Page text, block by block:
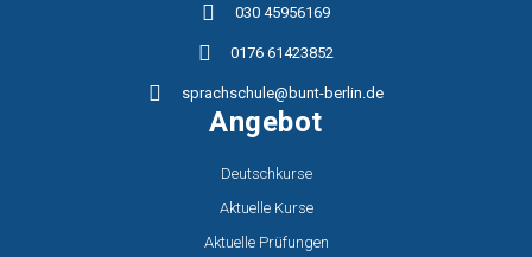
030 45956169
0176 61423852
sprachschule@bunt-berlin.de
Angebot
Deutschkurse
Aktuelle Kurse
Aktuelle Prüfungen